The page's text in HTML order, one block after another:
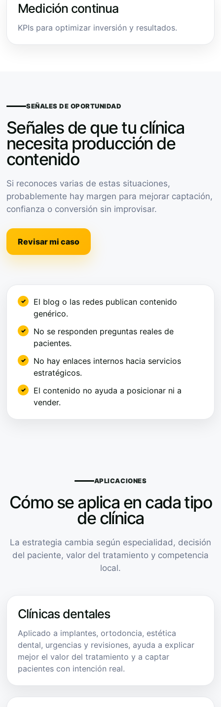
Medición continua
KPIs para optimizar inversión y resultados.
SEÑALES DE OPORTUNIDAD
Señales de que tu clínica
necesita producción de
contenido
Si reconoces varias de estas situaciones,
probablemente hay margen para mejorar captación,
confianza o conversión sin improvisar.
Revisar mi caso
El blog o las redes publican contenido
genérico.
No se responden preguntas reales de
pacientes.
No hay enlaces internos hacia servicios
estratégicos.
El contenido no ayuda a posicionar ni a
vender.
APLICACIONES
Cómo se aplica en cada tipo
de clínica
La estrategia cambia según especialidad, decisión
del paciente, valor del tratamiento y competencia
local.
Clínicas dentales
Aplicado a implantes, ortodoncia, estética
dental, urgencias y revisiones, ayuda a explicar
mejor el valor del tratamiento y a captar
pacientes con intención real.